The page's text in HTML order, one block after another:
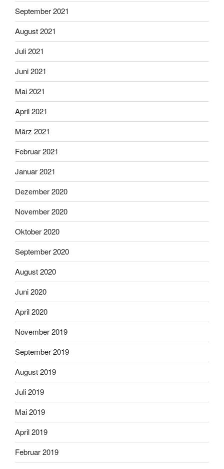
September 2021
August 2021
Juli 2021
Juni 2021
Mai 2021
April 2021
März 2021
Februar 2021
Januar 2021
Dezember 2020
November 2020
Oktober 2020
September 2020
August 2020
Juni 2020
April 2020
November 2019
September 2019
August 2019
Juli 2019
Mai 2019
April 2019
Februar 2019